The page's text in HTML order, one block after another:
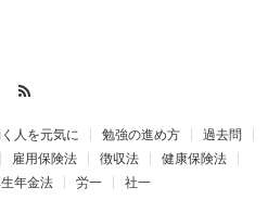
人を元気に 勉強の進め方
過去問
雇用保険法 徴収法
健康保険法
年金法 労一 社一